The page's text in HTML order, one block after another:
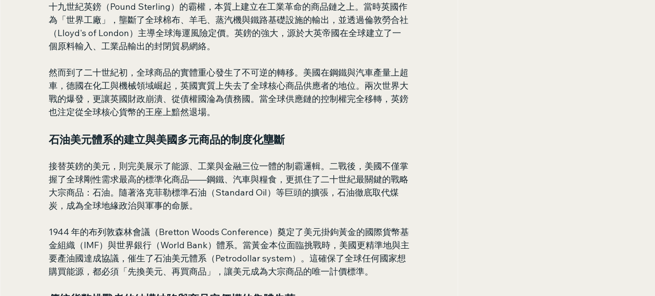
十九世紀英鎊（Pound Sterling）的霸權，本質上建立在工業革命的商品鏈之上。當時英國作
為「世界工廠」，壟斷了全球棉布、羊毛、蒸汽機與鐵路基礎設施的輸出，並透過倫敦勞合社
（Lloyd's of London）主導全球海運風險定價。英鎊的強大，源於大英帝國在全球建立了一
個原料輸入、工業品輸出的封閉貿易網絡。
然而到了二十世紀初，全球商品的實體重心發生了不可逆的轉移。美國在鋼鐵與汽車產量上超
車，德國在化工與機械領域崛起，英國實質上失去了全球核心商品供應者的地位。兩次世界大
戰的爆發，更讓英國財政崩潰、從債權國淪為債務國。當全球供應鏈的控制權完全移轉，英鎊
也注定從全球核心貨幣的王座上黯然退場。
石油美元體系的建立與美國多元商品的制度化壟斷
接替英鎊的美元，則完美展示了能源、工業與金融三位一體的制霸邏輯。二戰後，美國不僅掌
握了全球剛性需求最高的標準化商品——鋼鐵、汽車與糧食，更抓住了二十世紀最關鍵的戰略
大宗商品：石油。隨著洛克菲勒標準石油（Standard Oil）等巨頭的擴張，石油徹底取代煤
炭，成為全球地緣政治與軍事的命脈。
1944 年的布列敦森林會議（Bretton Woods Conference）奠定了美元掛鉤黃金的國際貨幣基
金組織（IMF）與世界銀行（World Bank）體系。當黃金本位面臨挑戰時，美國更精準地與主
要產油國達成協議，催生了石油美元體系（Petrodollar system）。這確保了全球任何國家想
購買能源，都必須「先換美元、再買商品」，讓美元成為大宗商品的唯一計價標準。